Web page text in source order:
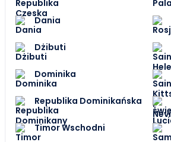
Dania
Dżibuti
Dominika
Republika Dominikańska
Timor Wschodni